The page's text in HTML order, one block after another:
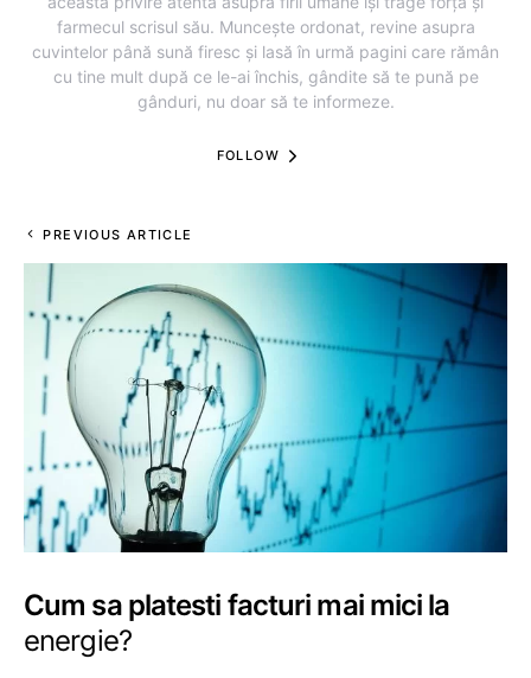
farmecul scrisul său. Muncește ordonat, revine asupra
cuvintelor până sună firesc și lasă în urmă pagini care rămân
cu tine mult după ce le-ai închis, gândite să te pună pe
gânduri, nu doar să te informeze.
FOLLOW
PREVIOUS ARTICLE
Cum sa platesti facturi mai mici la
energie?